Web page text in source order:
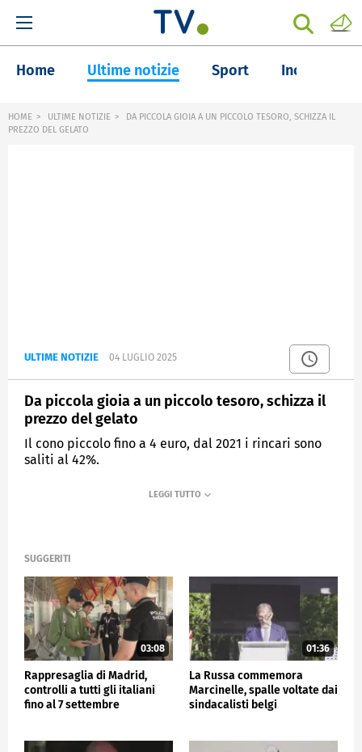
Home Ultime notizie Sport Inchieste
HOME ULTIME NOTIZIE
DA PICCOLA GIOIA A UN PICCOLO TESORO, SCHIZZA IL
PREZZO DEL GELATO
ULTIME NOTIZIE 04 LUGLIO 2025
Da piccola gioia a un piccolo tesoro, schizza il
prezzo del gelato
Il cono piccolo fino a 4 euro, dal 2021 i rincari sono
saliti al 42%.
SUGGERITI
03:08
Rappresaglia di Madrid,
controlli a tutti gli italiani
fino al 7 settembre
01:36
La Russa commemora
Marcinelle, spalle voltate dai
sindacalisti belgi